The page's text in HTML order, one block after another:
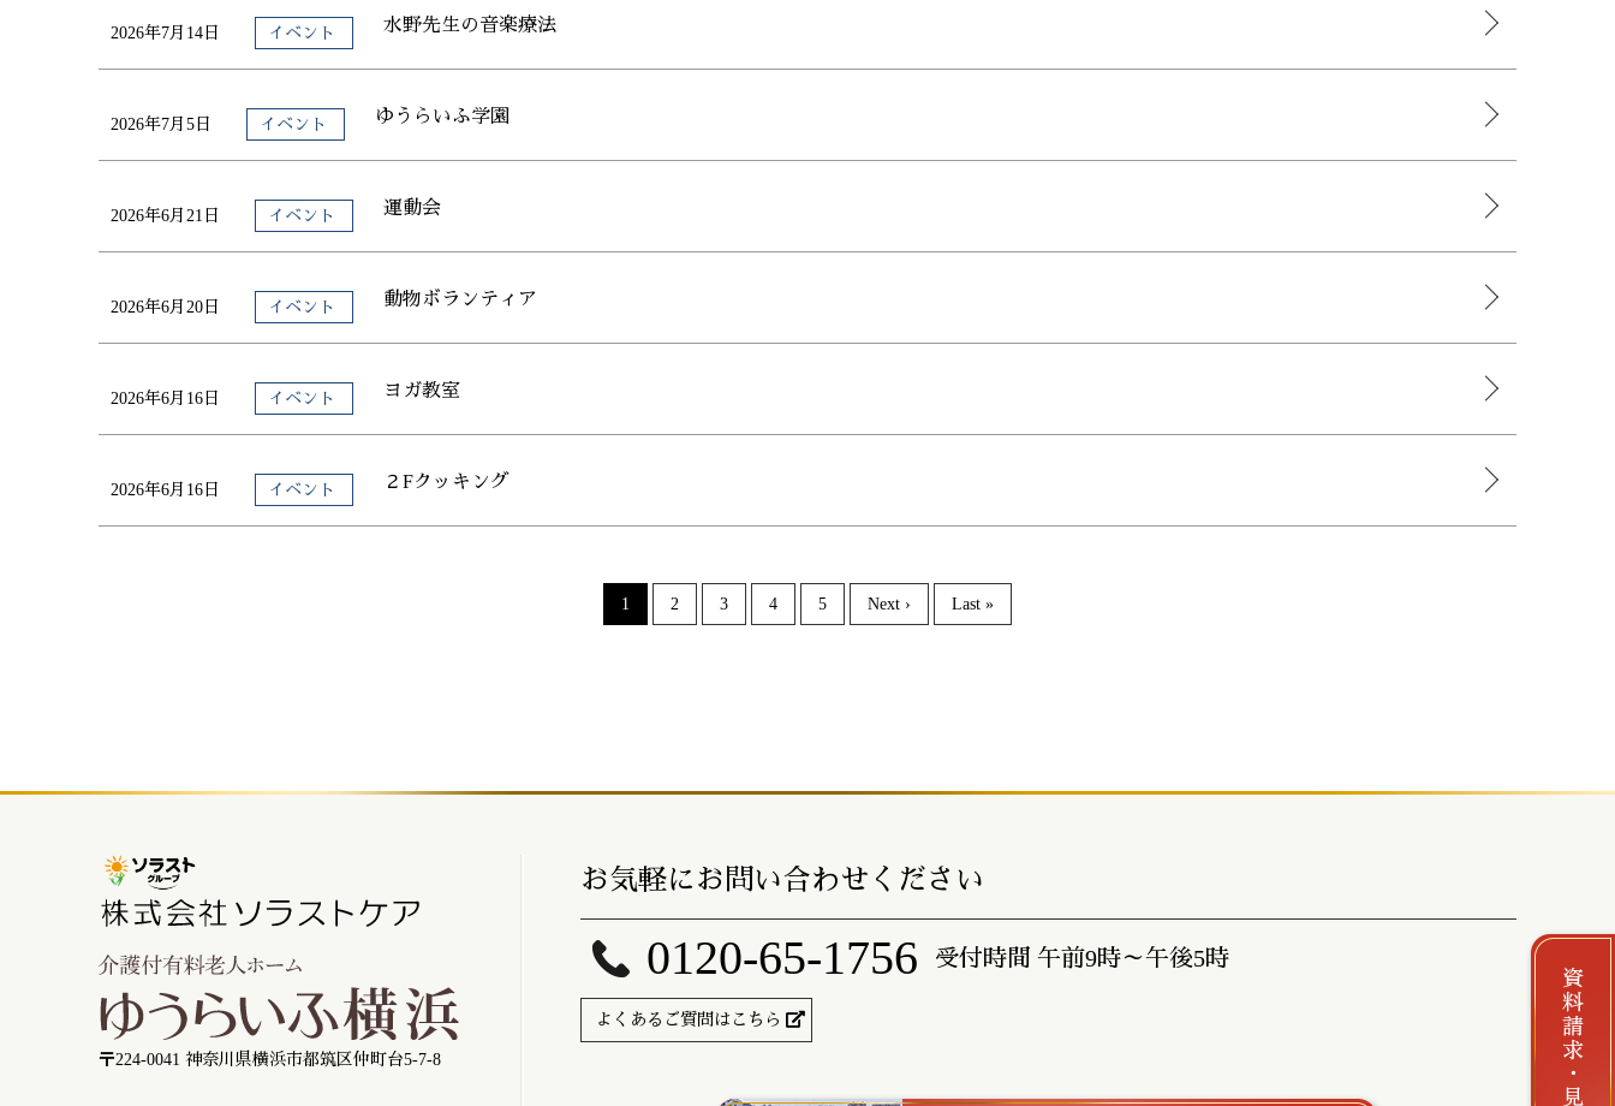
2026年7月14日 イベント 水野先生の音楽療法
2026年7月5日 イベント ゆうらいふ学園
2026年6月21日 イベント 運動会
2026年6月20日 イベント 動物ボランティア
2026年6月16日 イベント ヨガ教室
2026年6月16日 イベント ２Fクッキング
1 2 3 4 5 Next › Last »
〒224-0041 神奈川県横浜市都筑区仲町台5-7-8
お気軽にお問い合わせください
0120-65-1756 受付時間 午前9時～午後5時
よくあるご質問はこちら